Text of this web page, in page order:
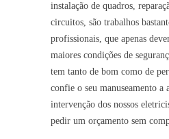
instalação de quadros,
circuitos, são trabalhos
profissionais, que apenas
maiores condições de
tem tanto de bom como de
confie o seu manuseamento a
intervenção dos nossos
pedir um orçamento sem